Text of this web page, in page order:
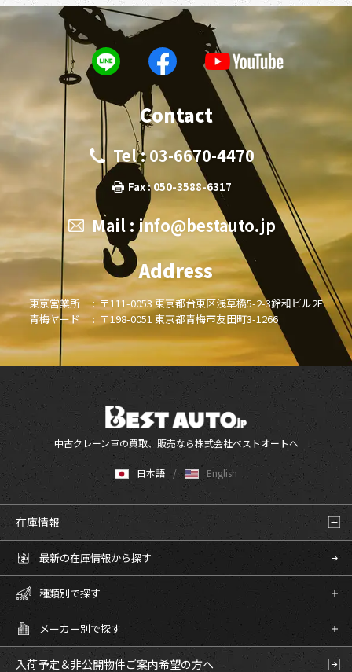
Contact
Tel : 03-6670-4470
Fax : 050-3588-6317
Mail : info@bestauto.jp
Address
東京営業所 : 〒111-0053 東京都台東区浅草橋5-2-3鈴和ビル2F
青梅ヤード : 〒198-0051 東京都青梅市友田町3-1266
中古クレーン車の買取、販売なら株式会社ベストオートへ
日本語 English
在庫情報
最新の在庫情報から探す
種類別で探す
メーカー別で探す
入荷予定＆非公開物件ご案内希望の方へ